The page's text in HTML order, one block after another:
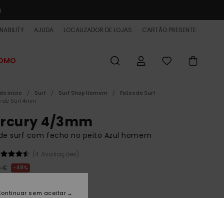
AJUDA LOCALIZADOR DE LOJAS CARTÃO PRESENTE
início Surf Surf Shop Homem
Fatos de Surf
de Surf 4mm
4/3mm
surf com fecho no peito Azul homem
(4 Avaliações)
€
48%
sem aceitar